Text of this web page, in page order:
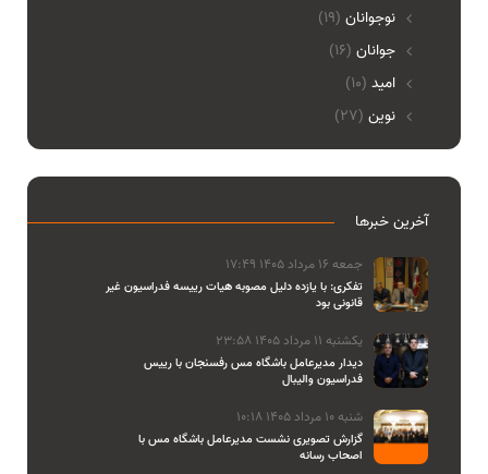
نوجوانان (19)
جوانان (16)
امید (10)
نوین (27)
آخرین خبرها
جمعه 16 مرداد 1405 17:49
تفکری: با یازده دلیل مصوبه هیات رییسه فدراسیون غیر
قانونی بود
یکشنبه 11 مرداد 1405 23:58
دیدار مدیرعامل باشگاه مس رفسنجان با رییس
فدراسیون والیبال
شنبه 10 مرداد 1405 10:18
گزارش تصویری نشست مدیرعامل باشگاه مس با
اصحاب رسانه